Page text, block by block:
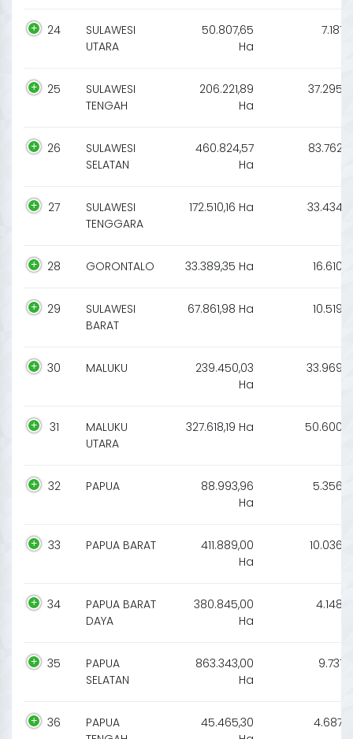
24
SULAWESI
UTARA
50.807,65
Ha
7.181
25
SULAWESI
TENGAH
206.221,89
Ha
37.295
26
SULAWESI
SELATAN
460.824,57
Ha
83.762
27
SULAWESI
TENGGARA
172.510,16 Ha 33.434
28 GORONTALO 33.389,35 Ha 16.610
29
SULAWESI
BARAT
67.861,98 Ha 10.519
30 MALUKU
239.450,03
Ha
33.969
31
MALUKU
UTARA
327.618,19 Ha 50.600
32 PAPUA
88.993,96
Ha
5.356
33 PAPUA BARAT
411.889,00
Ha
10.036
34
PAPUA BARAT
DAYA
380.845,00
Ha
4.148
35
PAPUA
SELATAN
863.343,00
Ha
9.731
36
PAPUA
45.465,30
4.687